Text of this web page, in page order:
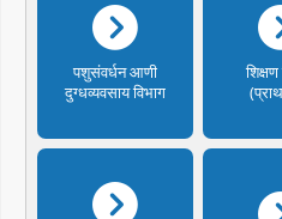
पशुसंवर्धन आणी
दुग्धव्यवसाय विभाग